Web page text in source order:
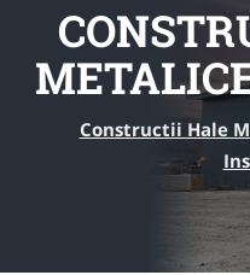
Constructii Hale